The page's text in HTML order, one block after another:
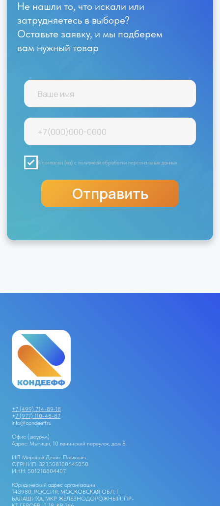
+7 (499) 714-89-18
+7 (977) 110-48-87
info@condeeff.ru
Офис (шоурум)
Адрес: Мытищи, 10 ленинский переулок, дом 8.
ИП Миронов Денис Павлович
ОГРНИП: 323508100645050
ИНН: 501218804407
Юридический адрес организации
143980, РОССИЯ, МОСКОВСКАЯ ОБЛ, Г
БАЛАШИХА, МКР ЖЕЛЕЗНОДОРОЖНЫЙ, ПР-